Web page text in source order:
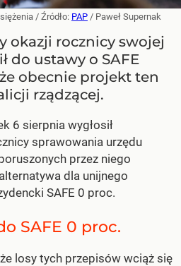
/ Źródło: PAP / Paweł Supernak
okazji rocznicy swojej
do ustawy o SAFE
obecnie projekt ten
rządzącej.
6 sierpnia wygłosił
sprawowania urzędu
przez niego
dla unijnego
SAFE 0 proc.
SAFE 0 proc.
losy tych przepisów wciąż się